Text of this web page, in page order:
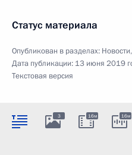
Статус материала
Опубликован в разделах: Новости,
Дата публикации: 13 июня 2019
Текстовая версия
3 16м 16м